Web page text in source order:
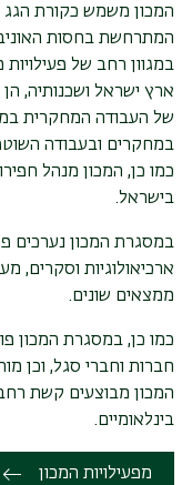
המכון משמש כקורת הגג
המתרחשת בחסות
במגוון רחב של
ארץ ישראל ושכנותיה,
של העבודה המחקרית
במחקרים ובעבודה
כמו כן, המכון מנהל
בישראל.
במסגרת המכון נערכים
ארכיאולוגיות וסקרים,
ממצאים שונים.
כמו כן, במסגרת המכון
חברות וחברי סגל, וכן
המכון מבוצעים קשת
בינלאומיים.
מפעילויות המכון